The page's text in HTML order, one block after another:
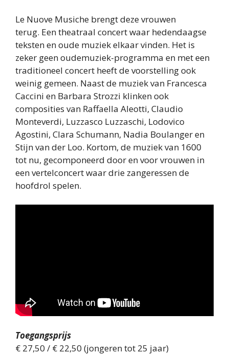
Le Nuove Musiche brengt deze vrouwen
terug. Een theatraal concert waar hedendaagse
teksten en oude muziek elkaar vinden. Het is
zeker geen oudemuziek-programma en met een
traditioneel concert heeft de voorstelling ook
weinig gemeen. Naast de muziek van Francesca
Caccini en Barbara Strozzi klinken ook
composities van Raffaella Aleotti, Claudio
Monteverdi, Luzzasco Luzzaschi, Lodovico
Agostini, Clara Schumann, Nadia Boulanger en
Stijn van der Loo. Kortom, de muziek van 1600
tot nu, gecomponeerd door en voor vrouwen in
een vertelconcert waar drie zangeressen de
hoofdrol spelen.
Toegangsprijs
€ 27,50 / € 22,50 (jongeren tot 25 jaar)